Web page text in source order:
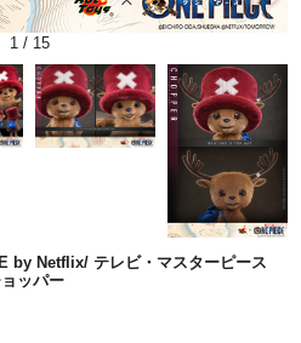
1 / 15
by Netflix/ テレビ・マスターピース
ョッパー